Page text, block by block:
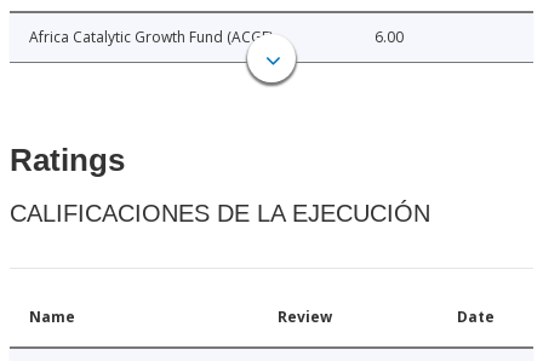
Africa Catalytic Growth Fund (ACGF) 6.00
Ratings
CALIFICACIONES DE LA EJECUCIÓN
Name Review Date